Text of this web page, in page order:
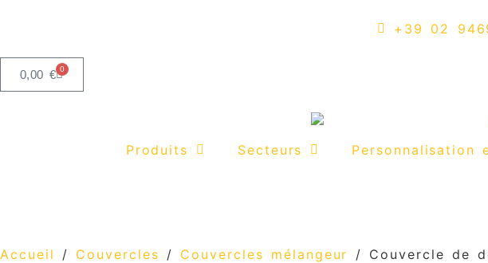
+39 02
0,00 € 0
Produits Secteurs Personnalisation
Accueil / Couvercles / Couvercles mélangeur / Couvercle de